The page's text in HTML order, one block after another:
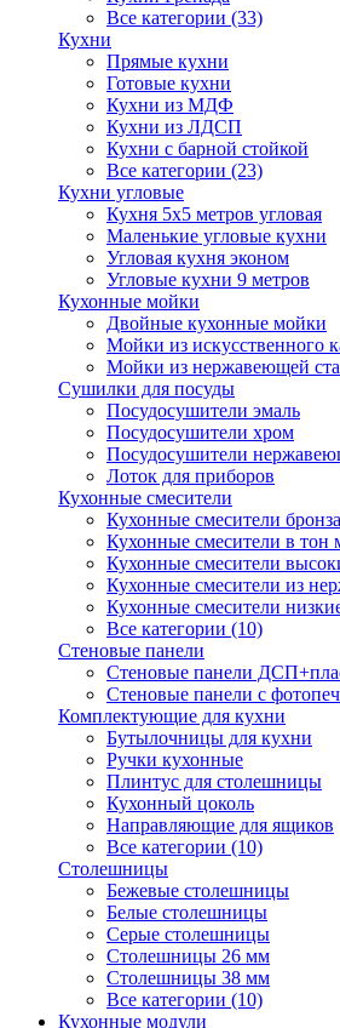
Все категории (33)
Кухни
Прямые кухни
Готовые кухни
Кухни из МДФ
Кухни из ЛДСП
Кухни с барной стойкой
Все категории (23)
Кухни угловые
Кухня 5х5 метров угловая
Маленькие угловые кухни
Угловая кухня эконом
Угловые кухни 9 метров
Кухонные мойки
Двойные кухонные мойки
Мойки из искусственного
Мойки из нержавеющей
Сушилки для посуды
Посудосушители эмаль
Посудосушители хром
Посудосушители
Лоток для приборов
Кухонные смесители
Кухонные смесители
Кухонные смесители в тон
Кухонные смесители
Кухонные смесители из
Кухонные смесители
Все категории (10)
Стеновые панели
Стеновые панели
Стеновые панели с
Комплектующие для кухни
Бутылочницы для кухни
Ручки кухонные
Плинтус для столешницы
Кухонный цоколь
Направляющие для ящиков
Все категории (10)
Столешницы
Бежевые столешницы
Белые столешницы
Серые столешницы
Столешницы 26 мм
Столешницы 38 мм
Все категории (10)
Кухонные модули